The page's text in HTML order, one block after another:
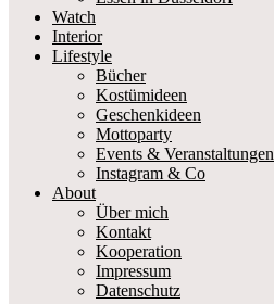
Watch
Interior
Lifestyle
Bücher
Kostümideen
Geschenkideen
Mottoparty
Events & Veranstaltungen
Instagram & Co
About
Über mich
Kontakt
Kooperation
Impressum
Datenschutz